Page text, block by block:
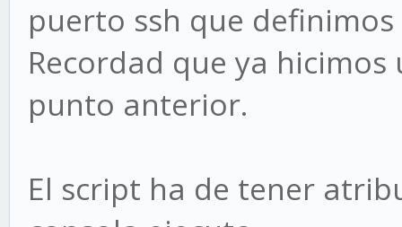
echo "El SAI
energía desde las
# lanzo ordenes
ssh
'sudo poweroff'
puerto ssh que
Recordad que ya
punto anterior.
El script ha de tener